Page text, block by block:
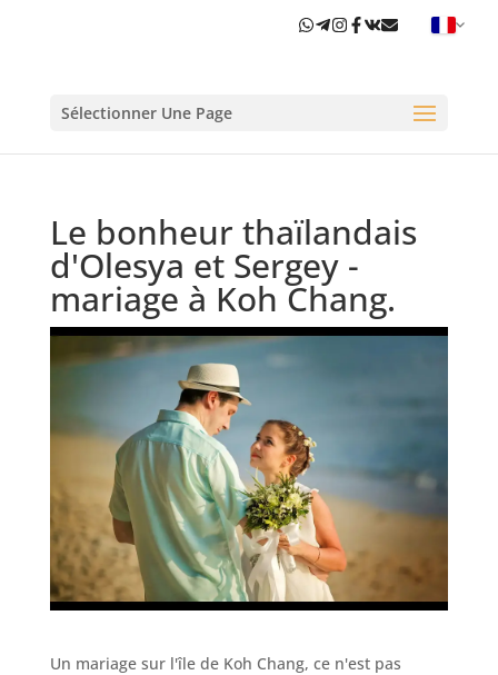
Sélectionner Une Page
Le bonheur thaïlandais
d'Olesya et Sergey -
mariage à Koh Chang.
Un mariage sur l'île de Koh Chang, ce n'est pas